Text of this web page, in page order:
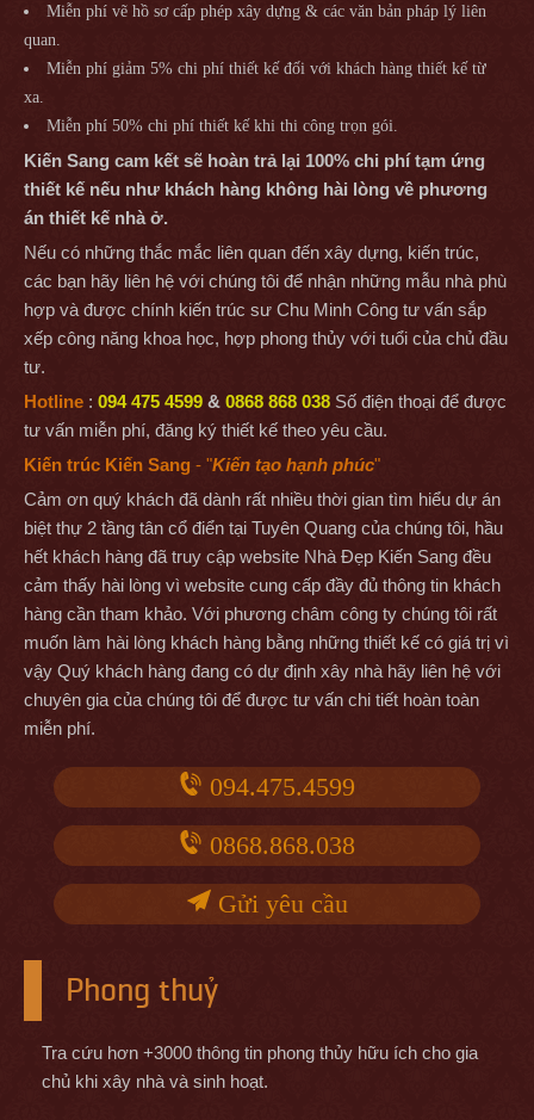
Miễn phí vẽ hồ sơ cấp phép xây dựng & các văn bản pháp lý liên
quan.
Miễn phí giảm 5% chi phí thiết kế đối với khách hàng thiết kế từ
xa.
Miễn phí 50% chi phí thiết kế khi thi công trọn gói.
Kiến Sang cam kết sẽ hoàn trả lại 100% chi phí tạm ứng
thiết kế nếu như khách hàng không hài lòng về phương
án thiết kế nhà ở.
Nếu có những thắc mắc liên quan đến xây dựng, kiến trúc,
các bạn hãy liên hệ với chúng tôi để nhận những mẫu nhà phù
hợp và được chính kiến trúc sư Chu Minh Công tư vấn sắp
xếp công năng khoa học, hợp phong thủy với tuổi của chủ đầu
tư.
Hotline : 094 475 4599 & 0868 868 038 Số điện thoại để được
tư vấn miễn phí, đăng ký thiết kế theo yêu cầu.
Kiến trúc Kiến Sang - "Kiến tạo hạnh phúc"
Cảm ơn quý khách đã dành rất nhiều thời gian tìm hiểu dự án
biệt thự 2 tầng tân cổ điển tại Tuyên Quang của chúng tôi, hầu
hết khách hàng đã truy cập website Nhà Đẹp Kiến Sang đều
cảm thấy hài lòng vì website cung cấp đầy đủ thông tin khách
hàng cần tham khảo. Với phương châm công ty chúng tôi rất
muốn làm hài lòng khách hàng bằng những thiết kế có giá trị vì
vậy Quý khách hàng đang có dự định xây nhà hãy liên hệ với
chuyên gia của chúng tôi để được tư vấn chi tiết hoàn toàn
miễn phí.
094.475.4599
0868.868.038
Gửi yêu cầu
Phong thuỷ
Tra cứu hơn +3000 thông tin phong thủy hữu ích cho gia
chủ khi xây nhà và sinh hoạt.